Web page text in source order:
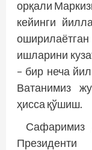
орқали
кейинги
ишларини
– бир неча
Ватанимиз
ҳисса қўшиш.
Сафаримиз